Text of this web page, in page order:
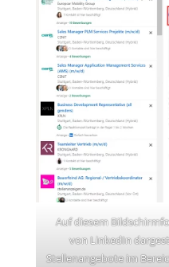
Auf diesem
von LinkedIn
Stellenangebote im